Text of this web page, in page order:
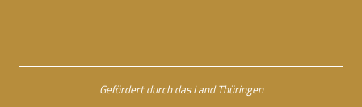
Gefördert durch das Land Thüringen